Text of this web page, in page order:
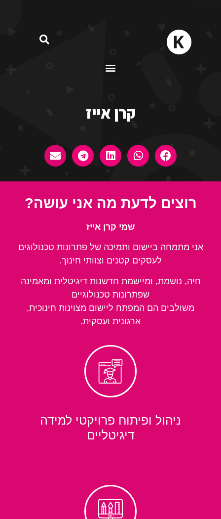
קרן אייז
רוצים לדעת מה אני עושה?
שמי קרן אייז
אני מתמחה ביישום ותמיכה של פתרונות טכנולוגים
לעסקים קטנים וצוותי חינוך.
חיה, נושמת, ומיישמת חדשנות דיגיטלית ומאמינה
שפתרונות טכנולוגיים
משולבים הם המפתח ליישום מצוינות חינוכית,
ארגונית ועסקית.
ניהול ופיתוח פרויקטי למידה
דיגיטליים